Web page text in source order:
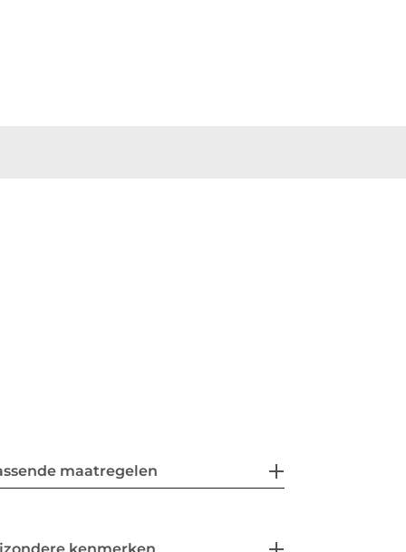
maatregelen
kenmerken